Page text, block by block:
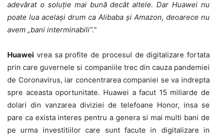
adevărat o soluție mai bună decât altele. Dar Huawei nu
poate lua același drum ca Alibaba și Amazon, deoarece nu
avem „bani interminabili”.”
Huawei vrea sa profite de procesul de digitalizare fortata
prin care guvernele si companiile trec din cauza pandemiei
de Coronavirus, iar concentrarea companiei se va indrepta
spre aceasta oportunitate. Huawei a facut 15 miliarde de
dolari din vanzarea diviziei de telefoane Honor, insa se
pare ca exista interes pentru a genera si mai multi bani de
pe urma investitiilor care sunt facute in digitalizare in